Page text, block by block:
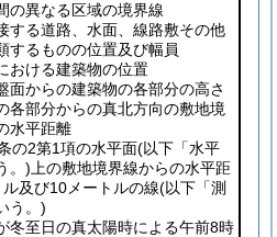
異なる区域の境界線
る道路、水面、線路敷その他
するものの位置及び幅員
ける建築物の位置
からの建築物の各部分の高さ
部分からの真北方向の敷地境
水平距離
の2第1項の水平面(以下「水平
。) 上の敷地境界線からの水平距
及び10メートルの線(以下「測
う。)
至日の真太陽時による午前8時